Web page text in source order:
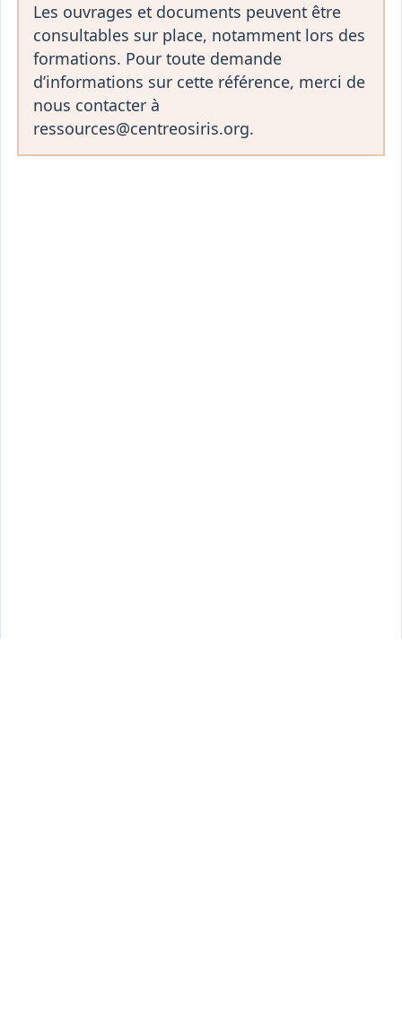
Les ouvrages et documents peuvent être
consultables sur place, notamment lors des
formations. Pour toute demande
d’informations sur cette référence, merci de
nous contacter à
ressources@centreosiris.org.